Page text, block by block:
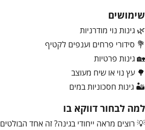
שימושים
🌿 גינות נוי מודרניות
💐 סידורי פרחים וענפים לקטיף
🏡 גינות פרטיות
🌳 עץ נוי או שיח מעוצב
🏜️ גינות חסכוניות במים
למה לבחור דווקא בו
💡 רוצים מראה ייחודי בגינה? זה אחד הבולטים